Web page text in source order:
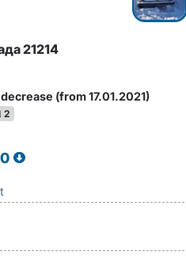
21214
(from 17.01.2021)
2